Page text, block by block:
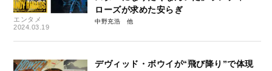
エンタメ
2024.03.19
ローズが求めた安らぎ
中野充浩
デヴィッド・ボウイが“飛び降り”で体現